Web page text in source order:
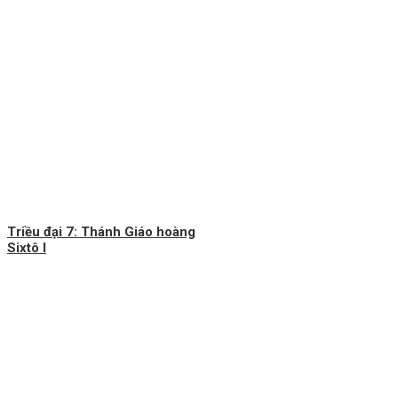
Triều đại 7: Thánh Giáo hoàng
Sixtô I